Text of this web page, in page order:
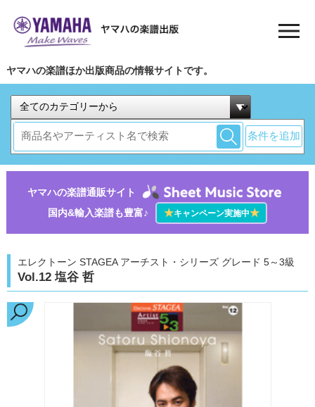
ヤマハの楽譜ほか出版商品の情報サイトです。
条件を追加
ヤマハの楽譜通販サイト
国内&輸入楽譜も豊富♪
★キャンペーン実施中★
エレクトーン STAGEA アーチスト・シリーズ グレード 5～3級
Vol.12 塩谷 哲